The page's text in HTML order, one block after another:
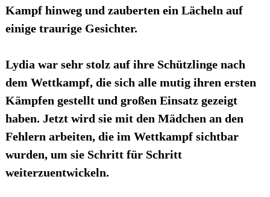
Kampf hinweg und zauberten ein Lächeln auf
einige traurige Gesichter.
Lydia war sehr stolz auf ihre Schützlinge nach
dem Wettkampf, die sich alle mutig ihren ersten
Kämpfen gestellt und großen Einsatz gezeigt
haben. Jetzt wird sie mit den Mädchen an den
Fehlern arbeiten, die im Wettkampf sichtbar
wurden, um sie Schritt für Schritt
weiterzuentwickeln.